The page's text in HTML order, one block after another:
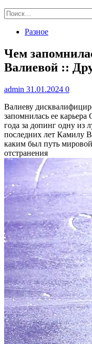
Найти:
Разное
Чем
Валиевой ::
admin 31.01.2024 0
Валиеву
запомнилась ее карьера
года за допинг одну из
последних лет Камилу
каким был путь
отстранения